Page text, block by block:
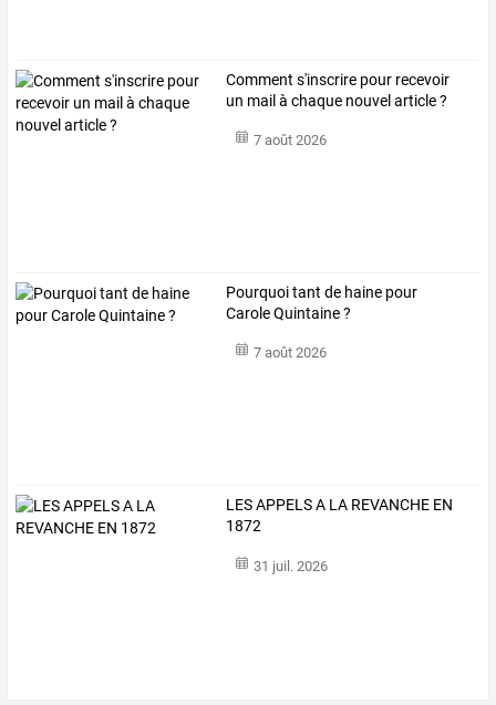
Comment s'inscrire pour recevoir
un mail à chaque nouvel article ?
7 août 2026
Pourquoi tant de haine pour
Carole Quintaine ?
7 août 2026
LES APPELS A LA REVANCHE EN
1872
31 juil. 2026